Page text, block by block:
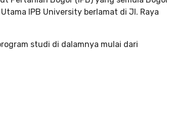
IPB University berlamat di Jl. Raya
studi di dalamnya mulai dari